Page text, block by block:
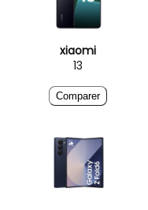
xiaomi
13
Comparer